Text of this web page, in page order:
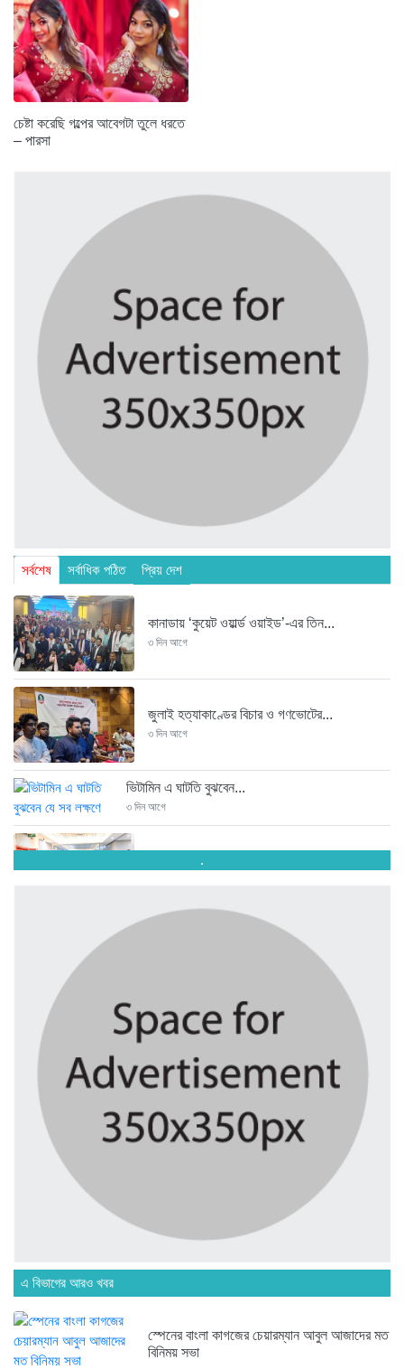
চেষ্টা করেছি গল্পের আবেগটা তুলে ধরতে
– পারসা
সর্বশেষ সর্বাধিক পঠিত প্রিয় দেশ
কানাডায় ‘কুয়েট ওয়ার্ল্ড ওয়াইড’-এর তিন...
৩ দিন আগে
জুলাই হত্যাকাণ্ডের বিচার ও গণভোটের...
৩ দিন আগে
ভিটামিন এ ঘাটতি বুঝবেন...
৩ দিন আগে
তরুণ উদ্ভাবক ও প্রযুক্তি উদ্যোক্তাদের...
মাদরাসাকে অবহেলা করা শুরু মুজিব...
বাংলাদেশে এসে মার্কিন দূতের ভারতের...
৩ দিন আগে
অনেক পরিবার এখনো তাঁদের স্বজন...
ব্রিকলেইন জামে মসজিদ প্রতিষ্ঠার ৫০...
৪ দিন আগে
.
এ বিভাগের আরও খবর
স্পেনের বাংলা কাগজের চেয়ারম্যান আবুল আজাদের মত
বিনিময় সভা